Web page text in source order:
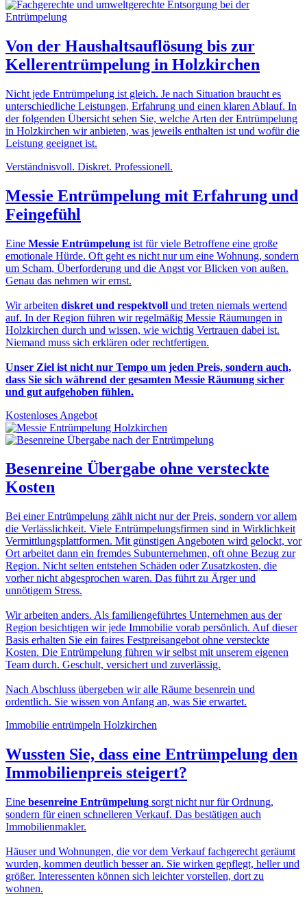
Von der Haushaltsauflösung bis zur
Kellerentrümpelung in Holzkirchen
Nicht jede Entrümpelung ist gleich. Je nach Situation braucht es
unterschiedliche Leistungen, Erfahrung und einen klaren Ablauf. In
der folgenden Übersicht sehen Sie, welche Arten der Entrümpelung
in Holzkirchen wir anbieten, was jeweils enthalten ist und wofür die
Leistung geeignet ist.
Verständnisvoll. Diskret. Professionell.
Messie Entrümpelung mit Erfahrung und
Feingefühl
Eine Messie Entrümpelung ist für viele Betroffene eine große
emotionale Hürde. Oft geht es nicht nur um eine Wohnung, sondern
um Scham, Überforderung und die Angst vor Blicken von außen.
Genau das nehmen wir ernst.
Wir arbeiten diskret und respektvoll und treten niemals wertend
auf. In der Region führen wir regelmäßig Messie Räumungen in
Holzkirchen durch und wissen, wie wichtig Vertrauen dabei ist.
Niemand muss sich erklären oder rechtfertigen.
Unser Ziel ist nicht nur Tempo um jeden Preis, sondern auch,
dass Sie sich während der gesamten Messie Räumung sicher
und gut aufgehoben fühlen.
Kostenloses Angebot
Besenreine Übergabe ohne versteckte
Kosten
Bei einer Entrümpelung zählt nicht nur der Preis, sondern vor allem
die Verlässlichkeit. Viele Entrümpelungsfirmen sind in Wirklichkeit
Vermittlungsplattformen. Mit günstigen Angeboten wird gelockt, vor
Ort arbeitet dann ein fremdes Subunternehmen, oft ohne Bezug zur
Region. Nicht selten entstehen Schäden oder Zusatzkosten, die
vorher nicht abgesprochen waren. Das führt zu Ärger und
unnötigem Stress.
Wir arbeiten anders. Als familiengeführtes Unternehmen aus der
Region besichtigen wir jede Immobilie vorab persönlich. Auf dieser
Basis erhalten Sie ein faires Festpreisangebot ohne versteckte
Kosten. Die Entrümpelung führen wir selbst mit unserem eigenen
Team durch. Geschult, versichert und zuverlässig.
Nach Abschluss übergeben wir alle Räume besenrein und
ordentlich. Sie wissen von Anfang an, was Sie erwartet.
Immobilie entrümpeln Holzkirchen
Wussten Sie, dass eine Entrümpelung den
Immobilienpreis steigert?
Eine besenreine Entrümpelung sorgt nicht nur für Ordnung,
sondern für einen schnelleren Verkauf. Das bestätigen auch
Immobilienmakler.
Häuser und Wohnungen, die vor dem Verkauf fachgerecht geräumt
wurden, kommen deutlich besser an. Sie wirken gepflegt, heller und
größer. Interessenten können sich leichter vorstellen, dort zu
wohnen.